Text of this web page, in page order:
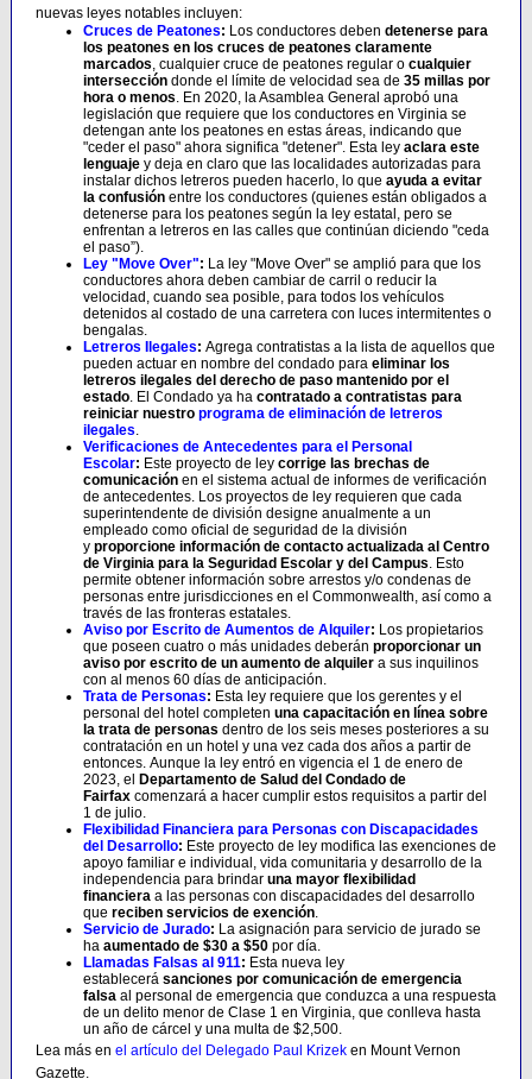
nuevas leyes notables incluyen:
Cruces de Peatones: Los conductores deben detenerse para
los peatones en los cruces de peatones claramente
marcados, cualquier cruce de peatones regular o cualquier
intersección donde el límite de velocidad sea de 35 millas por
hora o menos. En 2020, la Asamblea General aprobó una
legislación que requiere que los conductores en Virginia se
detengan ante los peatones en estas áreas, indicando que
"ceder el paso" ahora significa "detener". Esta ley aclara este
lenguaje y deja en claro que las localidades autorizadas para
instalar dichos letreros pueden hacerlo, lo que ayuda a evitar
la confusión entre los conductores (quienes están obligados a
detenerse para los peatones según la ley estatal, pero se
enfrentan a letreros en las calles que continúan diciendo "ceda
el paso”).
Ley "Move Over": La ley "Move Over" se amplió para que los
conductores ahora deben cambiar de carril o reducir la
velocidad, cuando sea posible, para todos los vehículos
detenidos al costado de una carretera con luces intermitentes o
bengalas.
Letreros Ilegales: Agrega contratistas a la lista de aquellos que
pueden actuar en nombre del condado para eliminar los
letreros ilegales del derecho de paso mantenido por el
estado. El Condado ya ha contratado a contratistas para
reiniciar nuestro programa de eliminación de letreros
ilegales.
Verificaciones de Antecedentes para el Personal
Escolar: Este proyecto de ley corrige las brechas de
comunicación en el sistema actual de informes de verificación
de antecedentes. Los proyectos de ley requieren que cada
superintendente de división designe anualmente a un
empleado como oficial de seguridad de la división
y proporcione información de contacto actualizada al Centro
de Virginia para la Seguridad Escolar y del Campus. Esto
permite obtener información sobre arrestos y/o condenas de
personas entre jurisdicciones en el Commonwealth, así como a
través de las fronteras estatales.
Aviso por Escrito de Aumentos de Alquiler: Los propietarios
que poseen cuatro o más unidades deberán proporcionar un
aviso por escrito de un aumento de alquiler a sus inquilinos
con al menos 60 días de anticipación.
Trata de Personas: Esta ley requiere que los gerentes y el
personal del hotel completen una capacitación en línea sobre
la trata de personas dentro de los seis meses posteriores a su
contratación en un hotel y una vez cada dos años a partir de
entonces. Aunque la ley entró en vigencia el 1 de enero de
2023, el
Departamento de Salud del Condado de
Fairfax comenzará a hacer cumplir estos requisitos a partir del
1 de julio.
Flexibilidad Financiera para Personas con Discapacidades
del Desarrollo: Este proyecto de ley modifica las exenciones de
apoyo familiar e individual, vida comunitaria y desarrollo de la
independencia para brindar una mayor flexibilidad
financiera a las personas con discapacidades del desarrollo
que reciben servicios de exención.
Servicio de Jurado: La asignación para servicio de jurado se
ha aumentado de $30 a $50 por día.
Llamadas Falsas al 911: Esta nueva ley
establecerá sanciones por comunicación de emergencia
falsa al personal de emergencia que conduzca a una respuesta
de un delito menor de Clase 1 en Virginia, que conlleva hasta
un año de cárcel y una multa de $2,500.
Lea más en el artículo del Delegado Paul Krizek en Mount Vernon
Gazette.